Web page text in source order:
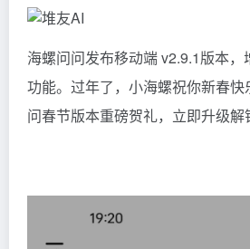
海螺问问发布移动端 v2.9.1版本
功能。过年了，小海螺祝你新春
问春节版本重磅贺礼，立即升级解